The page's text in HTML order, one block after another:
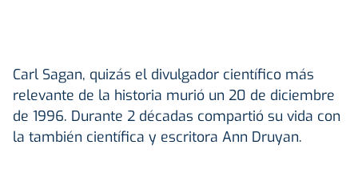
Carl Sagan, quizás el divulgador científico más
relevante de la historia murió un 20 de diciembre
de 1996. Durante 2 décadas compartió su vida con
la también científica y escritora Ann Druyan.